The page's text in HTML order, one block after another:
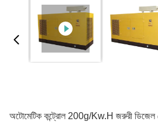
অটোমেটিক কন্ট্রোল 200g/Kw.H জরুরী ডিজেল